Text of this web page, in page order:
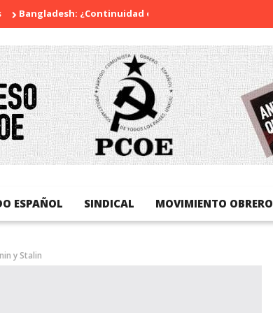
¿Continuidad o revolución?
ESPAÑOL SINDICAL MOVIMIENTO OBRERO
y Stalin